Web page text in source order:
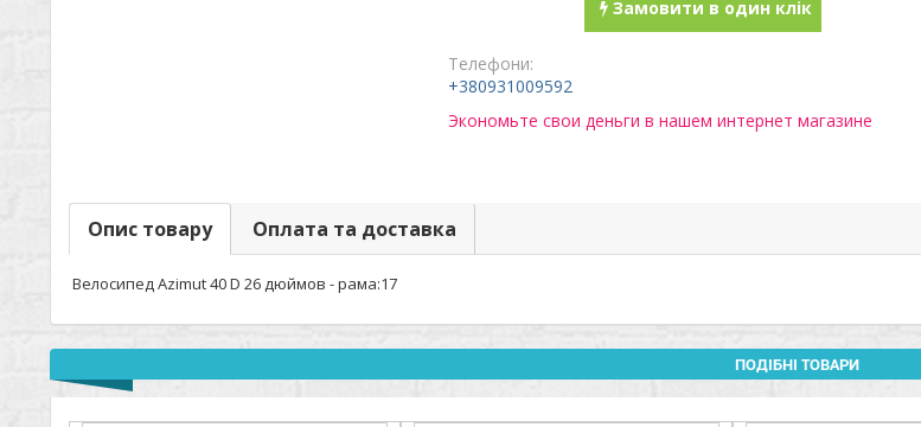
Замовити в один клік
Телефони:
+380931009592
Экономьте свои деньги в нашем интернет магазине
Опис товару Оплата та доставка
Велосипед Azimut 40 D 26 дюймов - рама:17
ПОДІБНІ ТОВАРИ